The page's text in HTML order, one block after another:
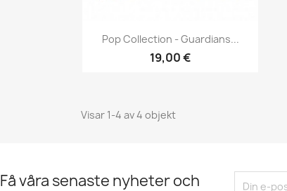
Snabbvy
Pop Collection - Guardians...
19,00 €
Visar 1-4 av 4 objekt
Få våra senaste nyheter och